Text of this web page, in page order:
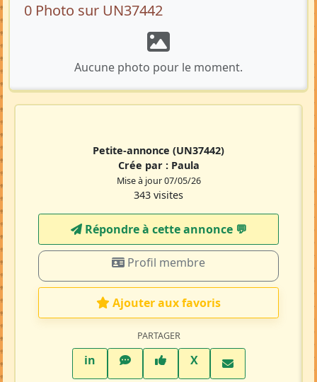
0 Photo sur UN37442
Aucune photo pour le moment.
Petite-annonce (UN37442)
Crée par : Paula
Mise à jour 07/05/26
343 visites
Répondre à cette annonce 💬​
Profil membre
Ajouter aux favoris
PARTAGER
inLinkedInWhatsAppFacebook
XTwitter X